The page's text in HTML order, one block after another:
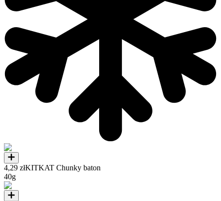
4,29 złKITKAT Chunky baton
40g